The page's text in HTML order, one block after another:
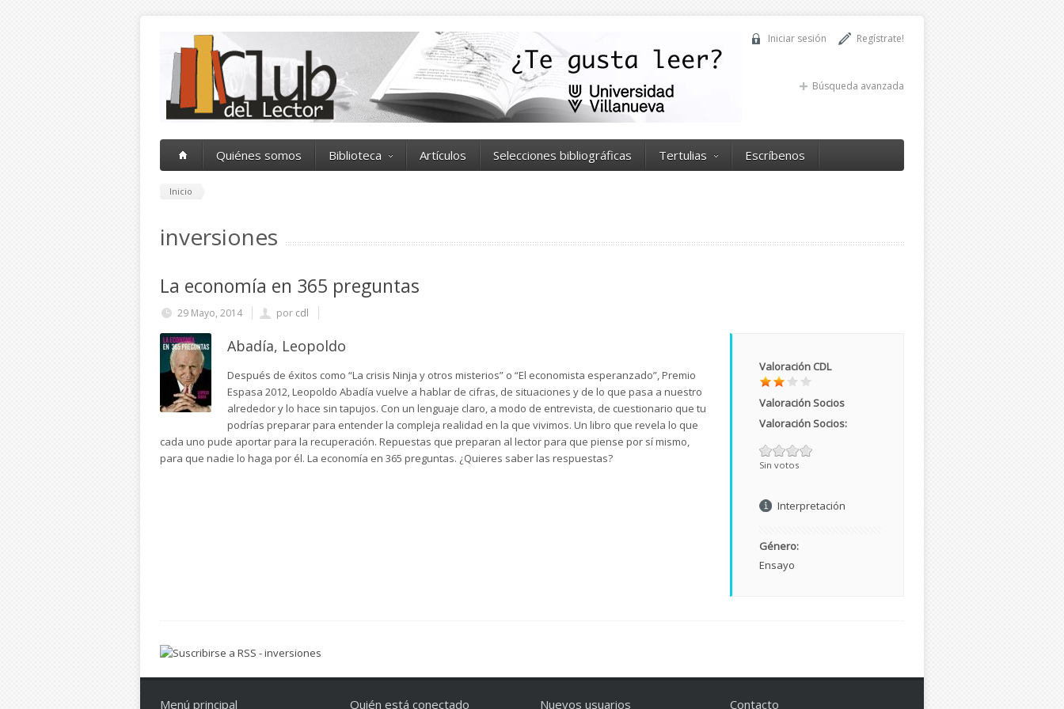
Regístrate!
Iniciar sesión
Búsqueda avanzada
Quiénes somos Biblioteca Artículos Selecciones bibliográficas Tertulias Escríbenos
Inicio
inversiones
La economía en 365 preguntas
29 Mayo, 2014 por cdl
Abadía, Leopoldo
Después de éxitos como “La crisis Ninja y otros misterios” o “El economista esperanzado”, Premio
Espasa 2012, Leopoldo Abadía vuelve a hablar de cifras, de situaciones y de lo que pasa a nuestro
alrededor y lo hace sin tapujos. Con un lenguaje claro, a modo de entrevista, de cuestionario que tu
podrías preparar para entender la compleja realidad en la que vivimos. Un libro que revela lo que
cada uno pude aportar para la recuperación. Repuestas que preparan al lector para que piense por sí mismo,
para que nadie lo haga por él. La economía en 365 preguntas. ¿Quieres saber las respuestas?
Valoración CDL
Valoración Socios
Valoración Socios:
Sin votos
Interpretación
Género:
Ensayo
Menú principal Quién está conectado Nuevos usuarios Contacto